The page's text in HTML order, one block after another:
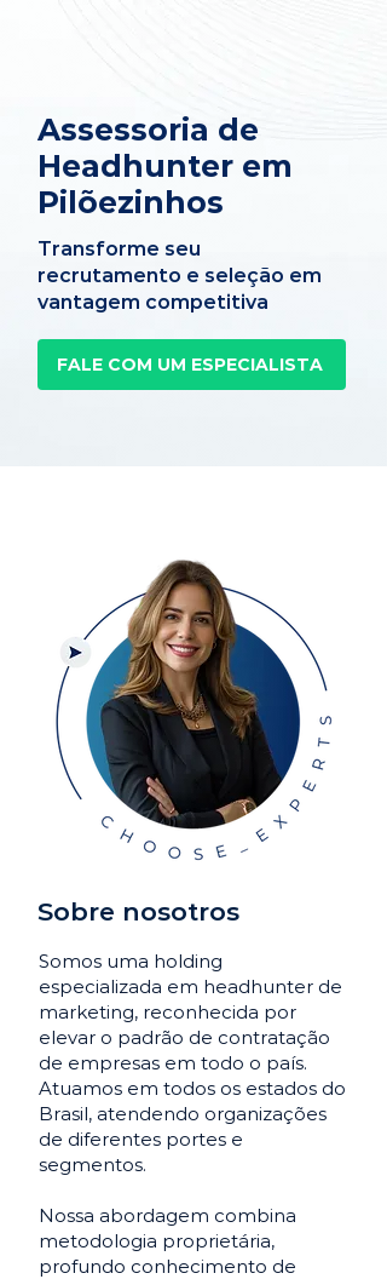
Assessoria de
Headhunter em
Pilõezinhos
Transforme seu
recrutamento e seleção em
vantagem competitiva
FALE COM UM ESPECIALISTA
Sobre nosotros
Somos uma holding
especializada em headhunter de
marketing, reconhecida por
elevar o padrão de contratação
de empresas em todo o país.
Atuamos em todos os estados do
Brasil, atendendo organizações
de diferentes portes e
segmentos.
Nossa abordagem combina
metodologia proprietária,
profundo conhecimento de